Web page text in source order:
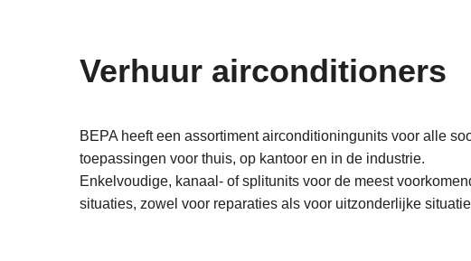
Verhuur airconditioners
BEPA heeft een assortiment airconditioningunits voor alle
toepassingen voor thuis, op kantoor en in de industrie.
Enkelvoudige, kanaal- of splitunits voor de meest
situaties, zowel voor reparaties als voor uitzonderlijke